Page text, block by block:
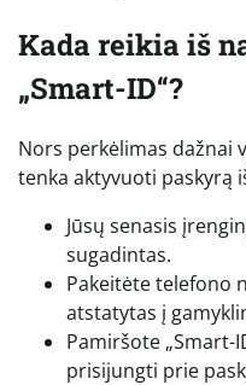
Kada reikia iš
„Smart-ID“?
Nors perkėlimas dažnai
tenka aktyvuoti paskyrą
Jūsų senasis
sugadintas.
Pakeitėte telefono
atstatytas į
Pamiršote „Smart-
prisijungti prie